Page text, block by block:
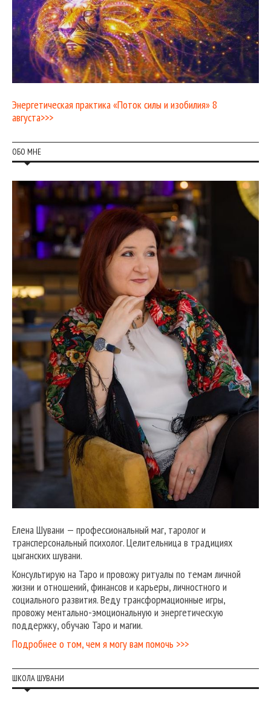
Энергетическая практика «Поток силы и изобилия» 8
августа>>>
ОБО МНЕ
Елена Шувани — профессиональный маг, таролог и
трансперсональный психолог. Целительница в традициях
цыганских шувани.
Консультирую на Таро и провожу ритуалы по темам личной
жизни и отношений, финансов и карьеры, личностного и
социального развития. Веду трансформационные игры,
провожу ментально-эмоциональную и энергетическую
поддержку, обучаю Таро и магии.
Подробнее о том, чем я могу вам помочь >>>
ШКОЛА ШУВАНИ